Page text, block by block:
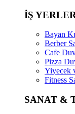
İŞ
Bayan
Berber
Cafe
Pizza
Yiyecek
Fitness
SANAT &